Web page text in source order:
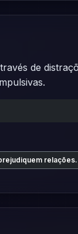
de
relações.